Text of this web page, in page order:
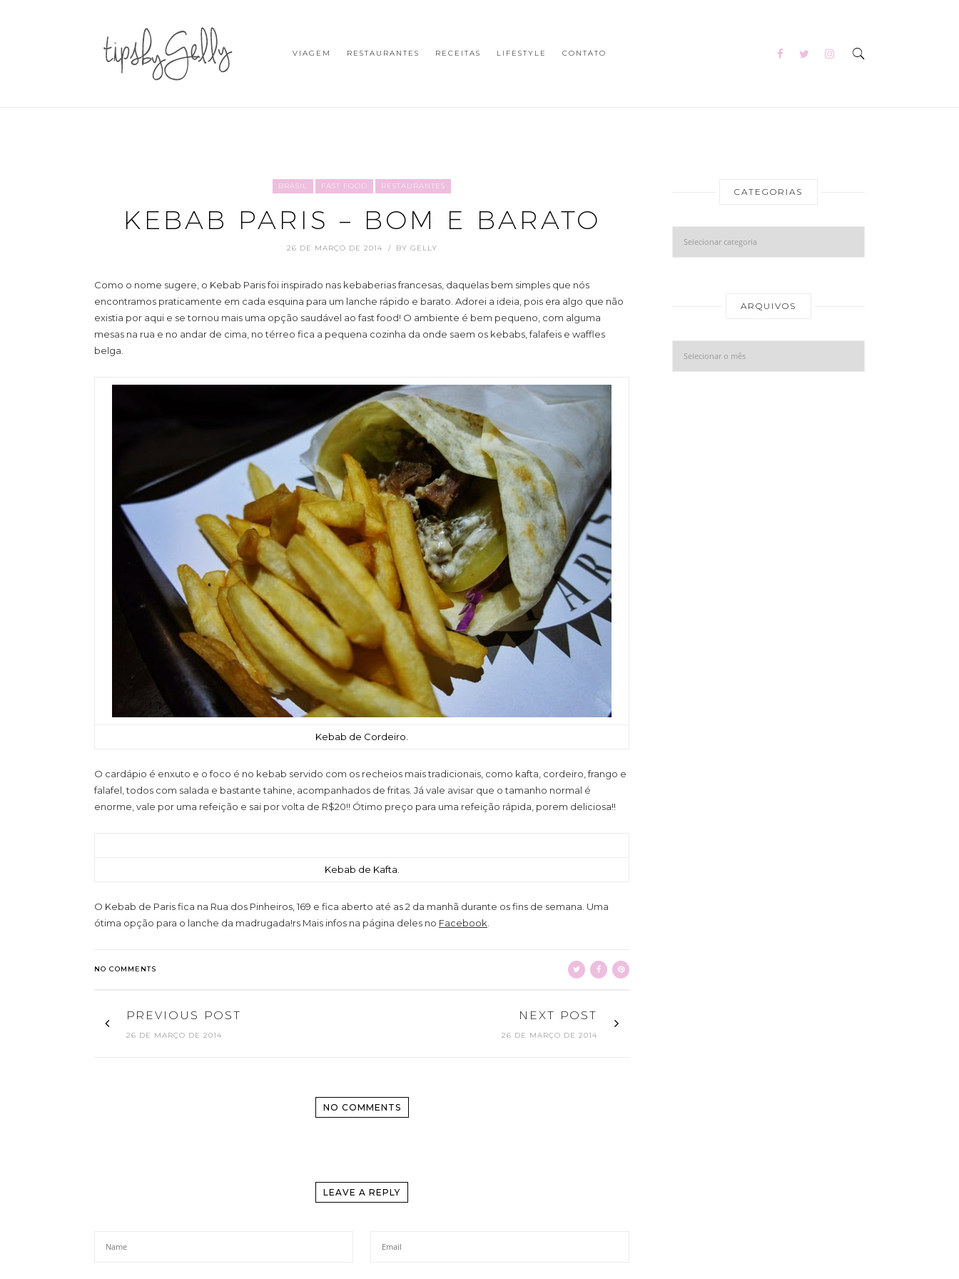
VIAGEM RESTAURANTES RECEITAS LIFESTYLE CONTATO
BRASIL FAST FOOD RESTAURANTES
KEBAB PARIS – BOM E BARATO
26 DE MARÇO DE 2014 BY GELLY
Como o nome sugere, o Kebab Paris foi inspirado nas kebaberias francesas, daquelas bem simples que nós
encontramos praticamente em cada esquina para um lanche rápido e barato. Adorei a ideia, pois era algo que não
existia por aqui e se tornou mais uma opção saudável ao fast food! O ambiente é bem pequeno, com alguma
mesas na rua e no andar de cima, no térreo fica a pequena cozinha da onde saem os kebabs, falafeis e waffles
belga.
Kebab de Cordeiro.
O cardápio é enxuto e o foco é no kebab servido com os recheios mais tradicionais, como kafta, cordeiro, frango e
falafel, todos com salada e bastante tahine, acompanhados de fritas. Já vale avisar que o tamanho normal é
enorme, vale por uma refeição e sai por volta de R$20!! Ótimo preço para uma refeição rápida, porem deliciosa!!
Kebab de Kafta.
O Kebab de Paris fica na Rua dos Pinheiros, 169 e fica aberto até as 2 da manhã durante os fins de semana. Uma
ótima opção para o lanche da madrugada!rs Mais infos na página deles no Facebook
NO COMMENTS
PREVIOUS POST
26 DE MARÇO DE 2014
NEXT POST
26 DE MARÇO DE 2014
NO COMMENTS
LEAVE A REPLY
CATEGORIAS
Categorias
ARQUIVOS